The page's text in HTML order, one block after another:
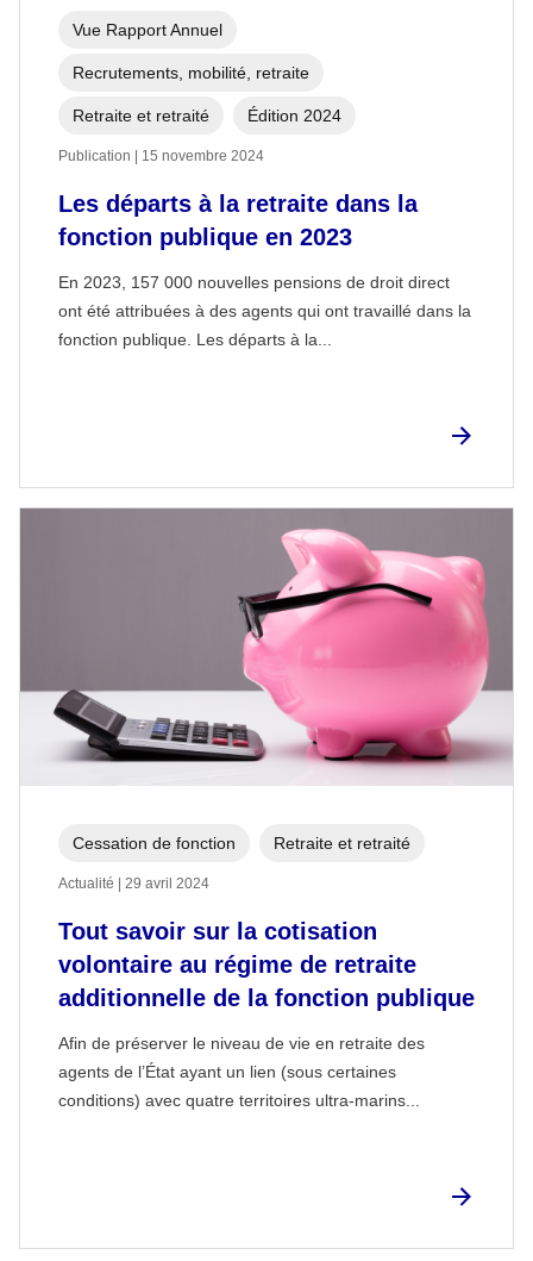
Les départs à la retraite dans la
fonction publique en 2023
En 2023, 157 000 nouvelles pensions de droit direct
ont été attribuées à des agents qui ont travaillé dans la
fonction publique. Les départs à la...
Vue Rapport Annuel
Recrutements, mobilité, retraite
Retraite et retraité Édition 2024
Publication | 15 novembre 2024
Tout savoir sur la cotisation
volontaire au régime de retraite
additionnelle de la fonction publique
Afin de préserver le niveau de vie en retraite des
agents de l’État ayant un lien (sous certaines
conditions) avec quatre territoires ultra-marins...
Cessation de fonction Retraite et retraité
Actualité | 29 avril 2024